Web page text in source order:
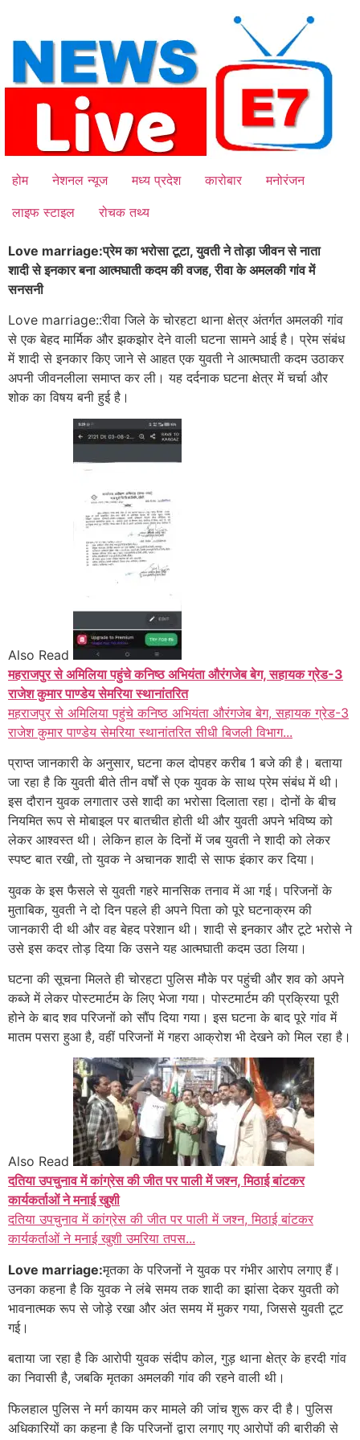
content
होम नेशनल न्यूज मध्य प्रदेश कारोबार
मनोरंजन
लाइफ स्टाइल
रोचक तथ्य
Love marriage:प्रेम का भरोसा टूटा, युवती ने तोड़ा जीवन से नाता
शादी से इनकार बना आत्मघाती कदम की वजह, रीवा के अमलकी गांव में
सनसनी
Love marriage::रीवा जिले के चोरहटा थाना क्षेत्र अंतर्गत अमलकी गांव
से एक बेहद मार्मिक और झकझोर देने वाली घटना सामने आई है। प्रेम संबंध
में शादी से इनकार किए जाने से आहत एक युवती ने आत्मघाती कदम उठाकर
अपनी जीवनलीला समाप्त कर ली। यह दर्दनाक घटना क्षेत्र में चर्चा और
शोक का विषय बनी हुई है।
Also Read
महराजपुर से अमिलिया पहुंचे कनिष्ठ अभियंता औरंगजेब बेग, सहायक ग्रेड-3
राजेश कुमार पाण्डेय सेमरिया स्थानांतरित
महराजपुर से अमिलिया पहुंचे कनिष्ठ अभियंता औरंगजेब बेग, सहायक ग्रेड-3
राजेश कुमार पाण्डेय सेमरिया स्थानांतरित सीधी बिजली विभाग...
प्राप्त जानकारी के अनुसार, घटना कल दोपहर करीब 1 बजे की है। बताया
जा रहा है कि युवती बीते तीन वर्षों से एक युवक के साथ प्रेम संबंध में थी।
इस दौरान युवक लगातार उसे शादी का भरोसा दिलाता रहा। दोनों के बीच
नियमित रूप से मोबाइल पर बातचीत होती थी और युवती अपने भविष्य को
लेकर आश्वस्त थी। लेकिन हाल के दिनों में जब युवती ने शादी को लेकर
स्पष्ट बात रखी, तो युवक ने अचानक शादी से साफ इंकार कर दिया।
युवक के इस फैसले से युवती गहरे मानसिक तनाव में आ गई। परिजनों के
मुताबिक, युवती ने दो दिन पहले ही अपने पिता को पूरे घटनाक्रम की
जानकारी दी थी और वह बेहद परेशान थी। शादी से इनकार और टूटे भरोसे ने
उसे इस कदर तोड़ दिया कि उसने यह आत्मघाती कदम उठा लिया।
घटना की सूचना मिलते ही चोरहटा पुलिस मौके पर पहुंची और शव को अपने
कब्जे में लेकर पोस्टमार्टम के लिए भेजा गया। पोस्टमार्टम की प्रक्रिया पूरी
होने के बाद शव परिजनों को सौंप दिया गया। इस घटना के बाद पूरे गांव में
मातम पसरा हुआ है, वहीं परिजनों में गहरा आक्रोश भी देखने को मिल रहा है।
Also Read
दतिया उपचुनाव में कांग्रेस की जीत पर पाली में जश्न, मिठाई बांटकर
कार्यकर्ताओं ने मनाई खुशी
दतिया उपचुनाव में कांग्रेस की जीत पर पाली में जश्न, मिठाई बांटकर
कार्यकर्ताओं ने मनाई खुशी उमरिया तपस...
Love marriage:मृतका के परिजनों ने युवक पर गंभीर आरोप लगाए हैं।
उनका कहना है कि युवक ने लंबे समय तक शादी का झांसा देकर युवती को
भावनात्मक रूप से जोड़े रखा और अंत समय में मुकर गया, जिससे युवती टूट
गई।
बताया जा रहा है कि आरोपी युवक संदीप कोल, गुड़ थाना क्षेत्र के हरदी गांव
का निवासी है, जबकि मृतका अमलकी गांव की रहने वाली थी।
फिलहाल पुलिस ने मर्ग कायम कर मामले की जांच शुरू कर दी है। पुलिस
अधिकारियों का कहना है कि परिजनों द्वारा लगाए गए आरोपों की बारीकी से